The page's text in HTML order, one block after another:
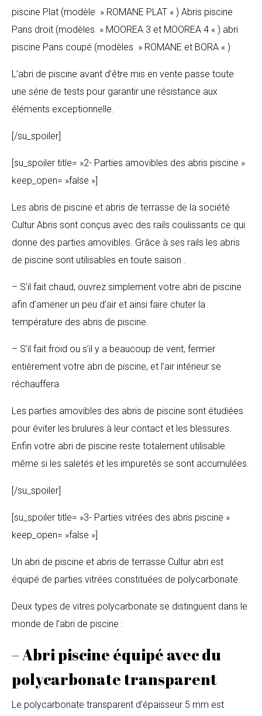
piscine Plat (modèle » ROMANE PLAT « ) Abris piscine
Pans droit (modèles » MOOREA 3 et MOOREA 4 « ) abri
piscine Pans coupé (modèles » ROMANE et BORA « )
L’abri de piscine avant d’être mis en vente passe toute
une série de tests pour garantir une résistance aux
éléments exceptionnelle.
[/su_spoiler]
[su_spoiler title= »2- Parties amovibles des abris piscine »
keep_open= »false »]
Les abris de piscine et abris de terrasse de la société
Cultur Abris sont conçus avec des rails coulissants ce qui
donne des parties amovibles. Grâce à ses rails les abris
de piscine sont utilisables en toute saison .
– S’il fait chaud, ouvrez simplement votre abri de piscine
afin d’amener un peu d’air et ainsi faire chuter la
température des abris de piscine.
– S’il fait froid ou s’il y a beaucoup de vent, fermer
entièrement votre abri de piscine, et l’air intérieur se
réchauffera
Les parties amovibles des abris de piscine sont étudiées
pour éviter les brulures à leur contact et les blessures.
Enfin votre abri de piscine reste totalement utilisable
même si les saletés et les impuretés se sont accumulées.
[/su_spoiler]
[su_spoiler title= »3- Parties vitrées des abris piscine »
keep_open= »false »]
Un abri de piscine et abris de terrasse Cultur abri est
équipé de parties vitrées constituées de polycarbonate.
Deux types de vitres polycarbonate se distinguent dans le
monde de l’abri de piscine :
– Abri piscine équipé avec du
polycarbonate transparent
Le polycarbonate transparent d’épaisseur 5 mm est